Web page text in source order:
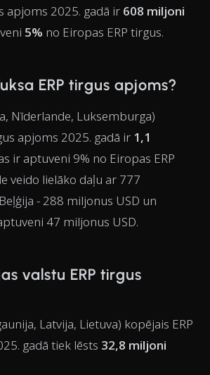
apjoms 2025. gadā ir 608 miljoni
5% no Eiropas ERP tirgus.
ERP tirgus apjoms?
Nīderlande, Luksemburga)
apjoms 2025. gadā ir 1,1
ir aptuveni 9% no Eiropas ERP
veido lielāko daļu ar 777
- 288 miljonus USD un
47 miljonus USD.
valstu ERP tirgus
Latvija, Lietuva) kopējais ERP
gadā tiek lēsts 32,8 miljoni